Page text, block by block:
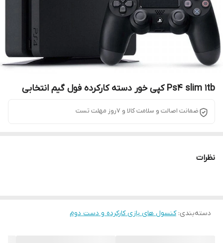
Ps4 slim 1tb کپی خور دسته کارکرده فول گیم انتخابی
ضمانت اصالت و سلامت کالا و 7روز مهلت تست
نظرات
دسته‌بندی:کنسول های بازی کارکرده و دست دوم